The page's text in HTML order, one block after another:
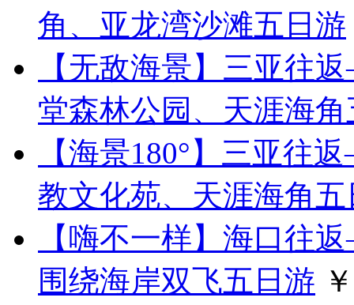
角、亚龙湾沙滩五日游
【无敌海景】三亚往
堂森林公园、天涯海
【海景180°】三亚往
教文化苑、天涯海角五
【嗨不一样】海口往
围绕海岸双飞五日游 ￥